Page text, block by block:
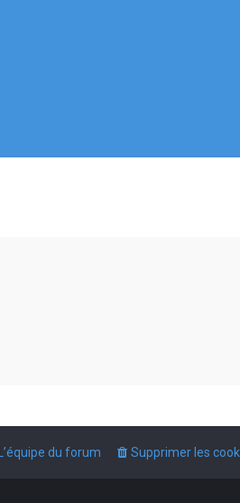
Supprimer les
L’équipe du forum